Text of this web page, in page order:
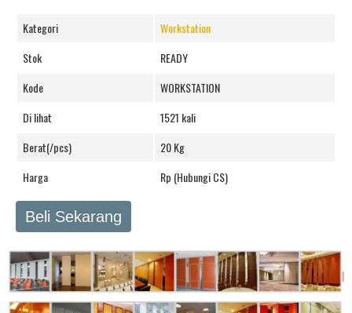
Kategori
Workstation
Stok
READY
Kode
WORKSTATION
Di lihat
1521 kali
Berat(/pcs)
20 Kg
Harga
Rp (Hubungi CS)
Beli Sekarang